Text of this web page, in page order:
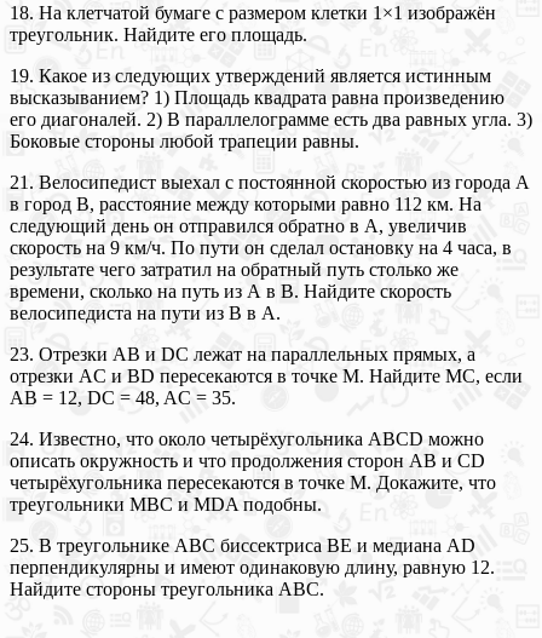
18. На клетчатой бумаге с размером клетки 1×1 изображён
треугольник. Найдите его площадь.
19. Какое из следующих утверждений является истинным
высказыванием? 1) Площадь квадрата равна произведению
его диагоналей. 2) В параллелограмме есть два равных угла. 3)
Боковые стороны любой трапеции равны.
21. Велосипедист выехал с постоянной скоростью из города А
в город В, расстояние между которыми равно 112 км. На
следующий день он отправился обратно в А, увеличив
скорость на 9 км/ч. По пути он сделал остановку на 4 часа, в
результате чего затратил на обратный путь столько же
времени, сколько на путь из А в В. Найдите скорость
велосипедиста на пути из В в А.
23. Отрезки AB и DC лежат на параллельных прямых, а
отрезки AC и BD пересекаются в точке M. Найдите MC, если
AB = 12, DC = 48, AC = 35.
24. Известно, что около четырёхугольника ABCD можно
описать окружность и что продолжения сторон AB и CD
четырёхугольника пересекаются в точке M. Докажите, что
треугольники MBC и MDA подобны.
25. В треугольнике ABC биссектриса BE и медиана AD
перпендикулярны и имеют одинаковую длину, равную 12.
Найдите стороны треугольника ABC.